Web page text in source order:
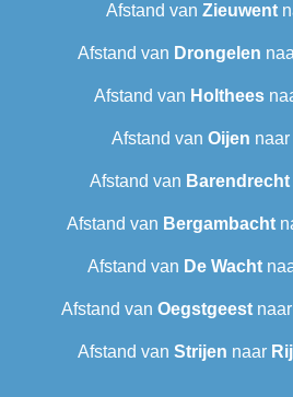
Afstand van Zieuwent
Afstand van Drongelen
Afstand van Holthees
Afstand van Oijen naar
Afstand van Barendrecht‎
Afstand van Bergambacht
Afstand van De Wacht
Afstand van Oegstgeestnaar
Afstand van Strijen naar